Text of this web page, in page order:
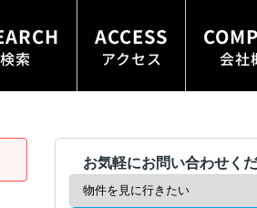
索
ACCESS
アクセス 会社
お気軽にお問い合わせく